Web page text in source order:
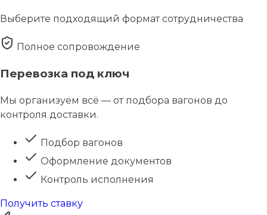
Выберите подходящий формат сотрудничества
Полное сопровождение
Перевозка под ключ
Мы организуем всё — от подбора вагонов до
контроля доставки.
Подбор вагонов
Оформление документов
Контроль исполнения
Получить ставку